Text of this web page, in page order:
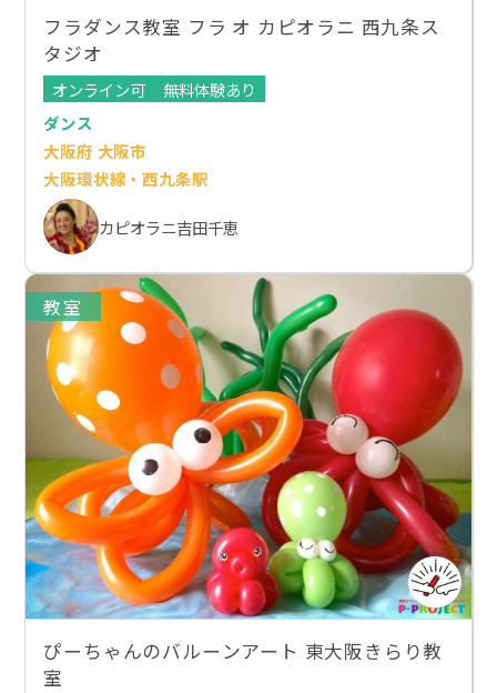
フラダンス教室 フラ オ カピオラニ 西九条ス
タジオ
オンライン可
無料体験あり
ダンス
大阪府 大阪市
大阪環状線・西九条駅
カピオラニ吉田千恵
教室
ぴーちゃんのバルーンアート 東大阪きらり教
室